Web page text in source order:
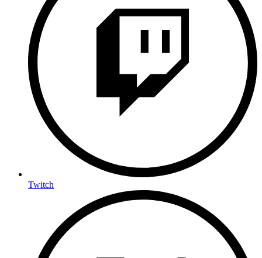
Twitch